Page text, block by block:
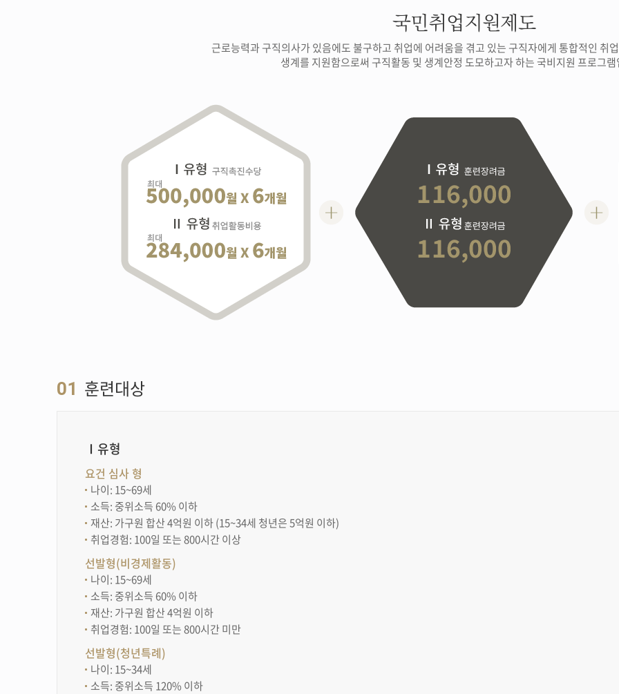
국민취업지원제도
근로능력과 구직의사가 있음에도 불구하고 취업에 어려움을 겪고 있는 구직자에게 통합적인 취
생계를 지원함으로써 구직활동 및 생계안정 도모하고자 하는 국비지원 프로그
01 훈련대상
Ⅰ유형
요건 심사 형
나이: 15~69세
소득: 중위소득 60% 이하
재산: 가구원 합산 4억원 이하 (15~34세 청년은 5억원 이하)
취업경험: 100일 또는 800시간 이상
선발형(비경제활동)
나이: 15~69세
소득: 중위소득 60% 이하
재산: 가구원 합산 4억원 이하
취업경험: 100일 또는 800시간 미만
선발형(청년특례)
나이: 15~34세
소득: 중위소득 120% 이하